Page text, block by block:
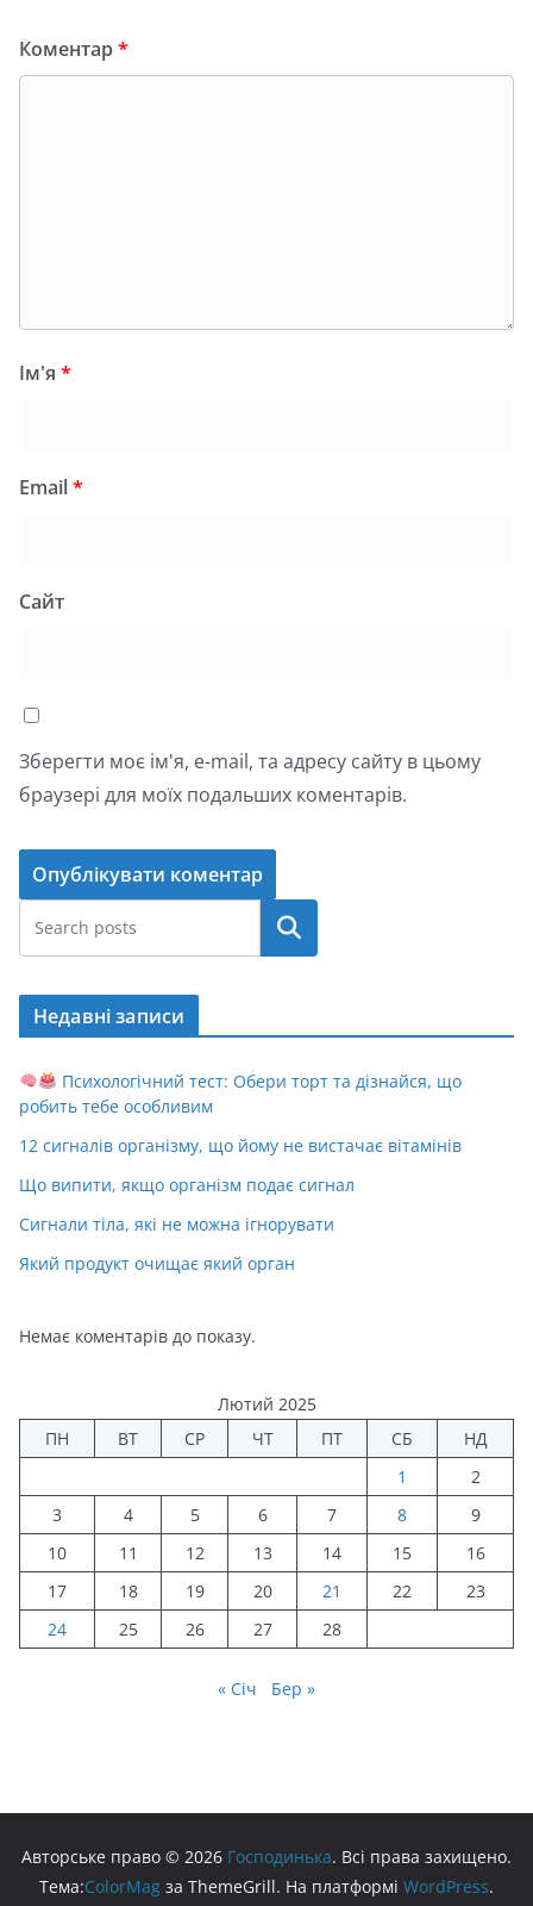
Коментар*
Ім'я *
Email*
Сайт
Зберегти моє ім'я, e-mail, та адресу сайту в цьому
браузері для моїх подальших коментарів.
Пошук
Недавні записи
Психологічний тест: Обери торт та дізнайся, що
робить тебе особливим
12 сигналів організму, що йому не вистачає вітамінів
Що випити, якщо організм подає сигнал
Сигнали тіла, які не можна ігнорувати
Який продукт очищає який орган
Немає коментарів до показу.
Лютий 2025
ПН
ВТ СР ЧТ ПТ СБ
НД
1
2
3
4 5 6 7 8
9
10
11 12 13 14 15
16
17
18 19 20 21 22
23
24
25 26 27 28
« Січ Бер »
Авторське право © 2026 Господинька. Всі права захищено.
Тема:ColorMag за ThemeGrill. На платформі WordPress.